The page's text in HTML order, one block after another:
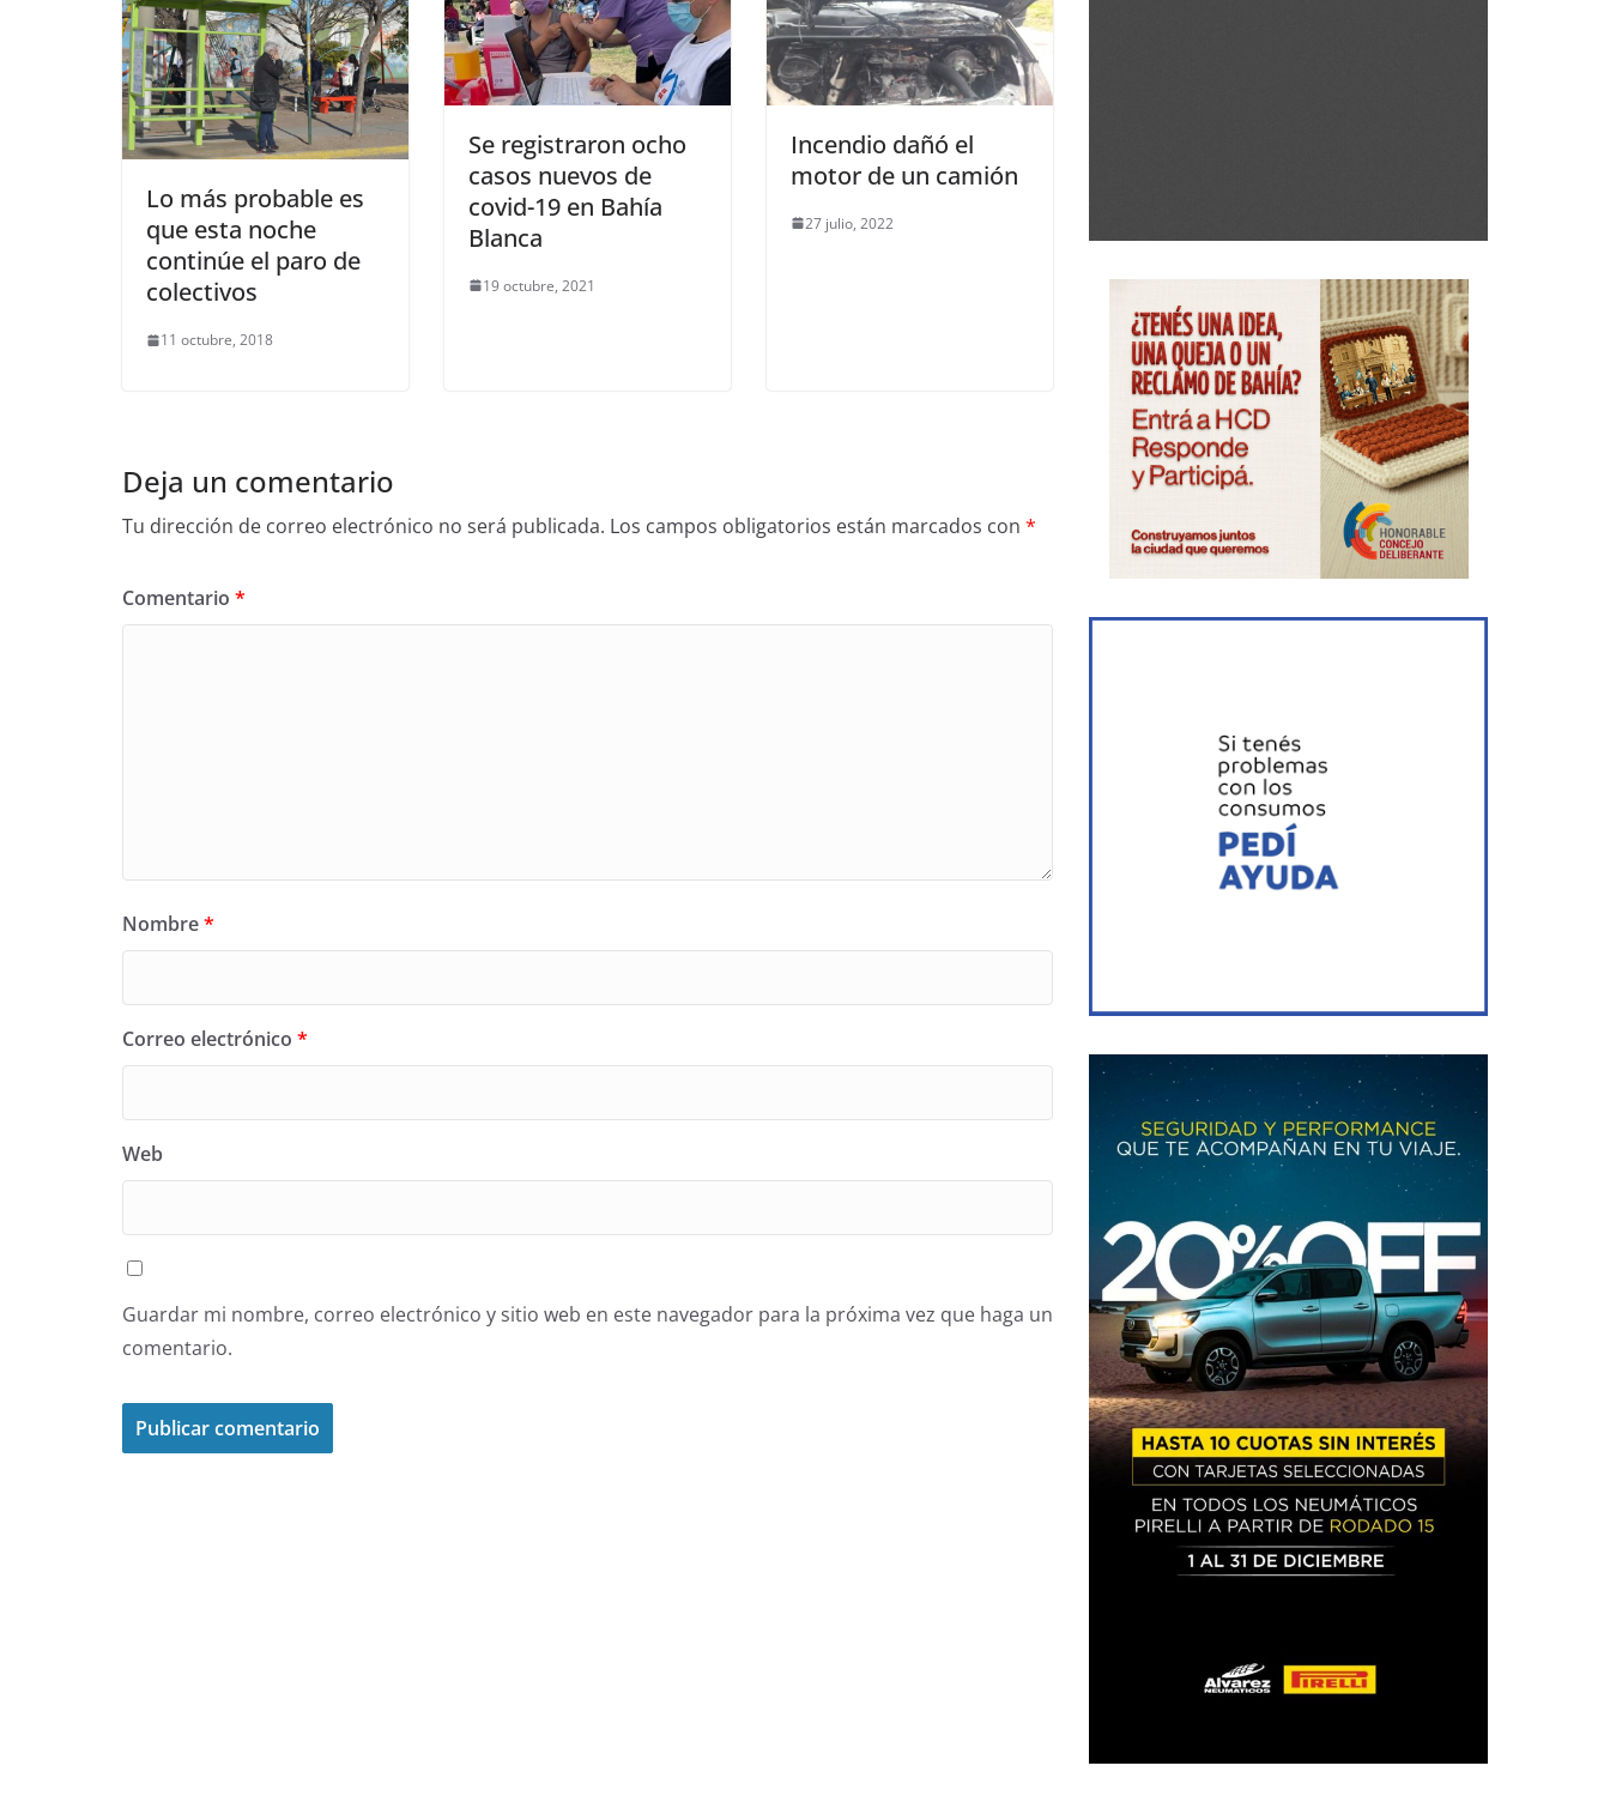
Lo más probable es
que esta noche
continúe el paro de
colectivos
11 octubre, 2018
Se registraron ocho
casos nuevos de
covid-19 en Bahía
Blanca
19 octubre, 2021
Incendio dañó el
motor de un camión
27 julio, 2022
Deja un comentario
Tu dirección de correo electrónico no será publicada. Los campos obligatorios están marcados con *
Comentario *
Nombre*
Correo electrónico *
Web
Guardar mi nombre, correo electrónico y sitio web en este navegador para la próxima vez que haga un
comentario.